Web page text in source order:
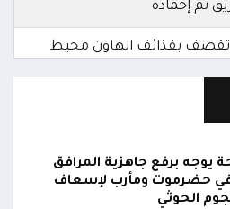
تم إخماده
تقصف بقذائف الهاون محيط
بالسلاح الثقيل يستهدف
يوجه برفع جاهزية المرافق
حضرموت ومأرب لإسعاف
الحوثي